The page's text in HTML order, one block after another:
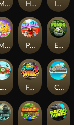
Mayan Stackways Harvest Wilds Immortal Desire
Magic Piggy Pug Life Eye of the Panda
Let It Snow Fear the Dark Cash Compass